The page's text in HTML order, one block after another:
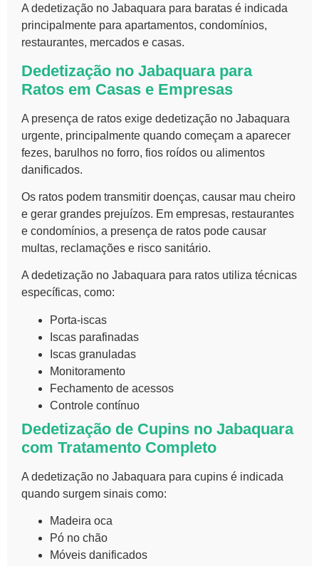
A dedetização no Jabaquara para baratas é indicada
principalmente para apartamentos, condomínios,
restaurantes, mercados e casas.
Dedetização no Jabaquara para
Ratos em Casas e Empresas
A presença de ratos exige dedetização no Jabaquara
urgente, principalmente quando começam a aparecer
fezes, barulhos no forro, fios roídos ou alimentos
danificados.
Os ratos podem transmitir doenças, causar mau cheiro
e gerar grandes prejuízos. Em empresas, restaurantes
e condomínios, a presença de ratos pode causar
multas, reclamações e risco sanitário.
A dedetização no Jabaquara para ratos utiliza técnicas
específicas, como:
Porta-iscas
Iscas parafinadas
Iscas granuladas
Monitoramento
Fechamento de acessos
Controle contínuo
Dedetização de Cupins no Jabaquara
com Tratamento Completo
A dedetização no Jabaquara para cupins é indicada
quando surgem sinais como:
Madeira oca
Pó no chão
Móveis danificados